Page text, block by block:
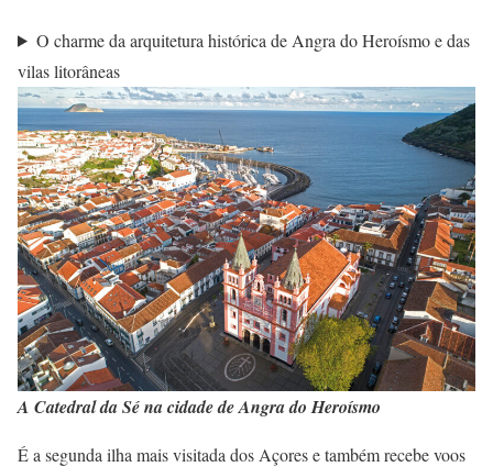
O charme da arquitetura histórica de Angra do Heroísmo e das
vilas litorâneas
A Catedral da Sé na cidade de Angra do Heroísmo
É a segunda ilha mais visitada dos Açores e também recebe voos